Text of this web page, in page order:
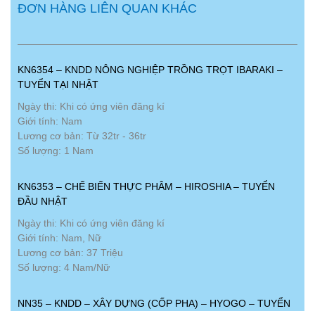
ĐƠN HÀNG LIÊN QUAN KHÁC
KN6354 – KNDD NÔNG NGHIỆP TRỒNG TRỌT IBARAKI –
TUYỂN TẠI NHẬT
Ngày thi: Khi có ứng viên đăng kí
Giới tính: Nam
Lương cơ bản: Từ 32tr - 36tr
Số lượng: 1 Nam
KN6353 – CHẾ BIẾN THỰC PHÂM – HIROSHIA – TUYỂN
ĐẦU NHẬT
Ngày thi: Khi có ứng viên đăng kí
Giới tính: Nam, Nữ
Lương cơ bản: 37 Triệu
Số lượng: 4 Nam/Nữ
NN35 – KNDD – XÂY DỰNG (CỐP PHA) – HYOGO – TUYỂN